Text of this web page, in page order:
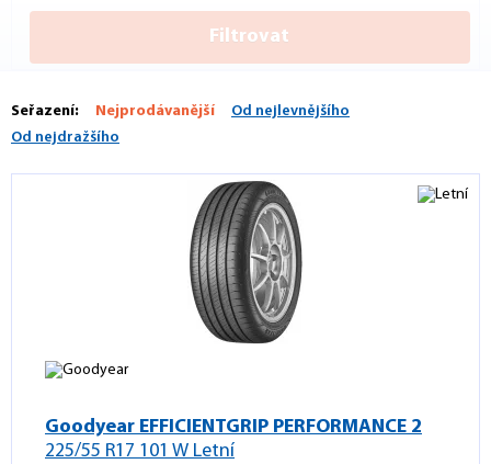
Filtrovat
Seřazení: Nejprodávanější
Od nejlevnějšího
Od nejdražšího
Goodyear EFFICIENTGRIP PERFORMANCE 2
225/55 R17 101 W Letní